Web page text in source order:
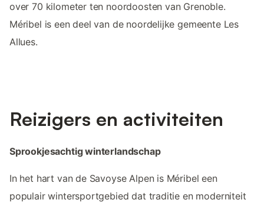
over 70 kilometer ten noordoosten van Grenoble.
Méribel is een deel van de noordelijke gemeente Les
Allues.
Reizigers en activiteiten
Sprookjesachtig winterlandschap
In het hart van de Savoyse Alpen is Méribel een
populair wintersportgebied dat traditie en moderniteit